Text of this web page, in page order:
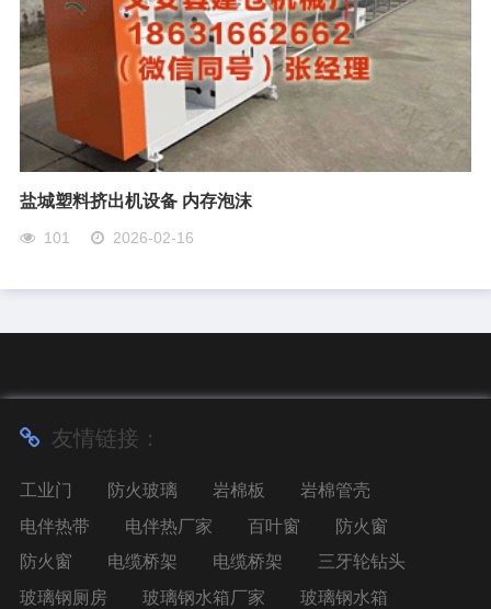
盐城塑料挤出机设备 内存泡沫
101 2026-02-16
友情链接：
工业门 防火玻璃 岩棉板
岩棉管壳
电伴热带
电伴热厂家 百叶窗
防火窗
防火窗
电缆桥架 电缆桥架
三牙轮钻头
玻璃钢厕房
玻璃钢水箱厂家
玻璃钢水箱